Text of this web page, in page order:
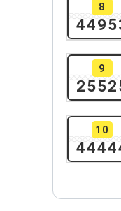
8
9
10